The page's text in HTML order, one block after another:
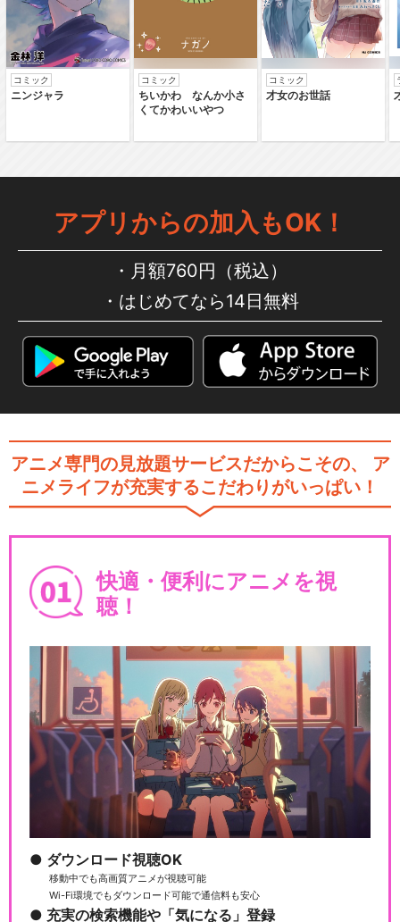
コミック
ニンジャラ
コミック
ちいかわ なんか小さ
くてかわいいやつ
コミック
才女のお世話
アプリからの加入もOK！
月額760円（税込）
はじめてなら14日無料
アニメ専門の見放題サービスだからこその、
ア
ニメライフが充実するこだわりがいっぱい！
快適・便利にアニメを視
聴！
ダウンロード視聴OK
移動中でも高画質アニメが視聴可能
Wi-Fi環境でもダウンロード可能で通信料も安心
充実の検索機能や「気になる」登録